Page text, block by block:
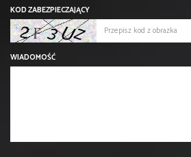
KOD ZABEZPIECZAJĄCY
WIADOMOŚĆ